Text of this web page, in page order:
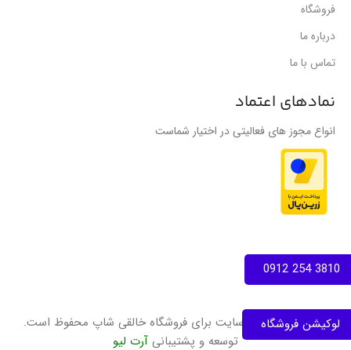
3810 254 0912
لوکیشن فروشگاه
فروشگاه
درباره ما
تماس با ما
نمادهای اعتماد
انواع مجوز های فعالیتی در اختیار شماست
تمامی حقوق این سایت برای فروشگاه خالقی شاپ محفوظ است.
توسعه و پشتیبانی آرت لیو